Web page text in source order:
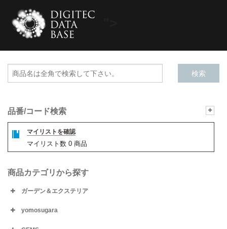
品番/コード検索
マイリストを確認
マイリスト数 0 商品
商品カテゴリから探す
ガーデン＆エクステリア
yomosugara